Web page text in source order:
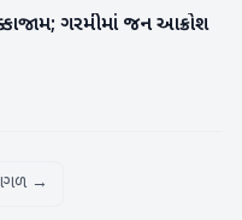
ગરમીમાં જન આક્રોશ
→